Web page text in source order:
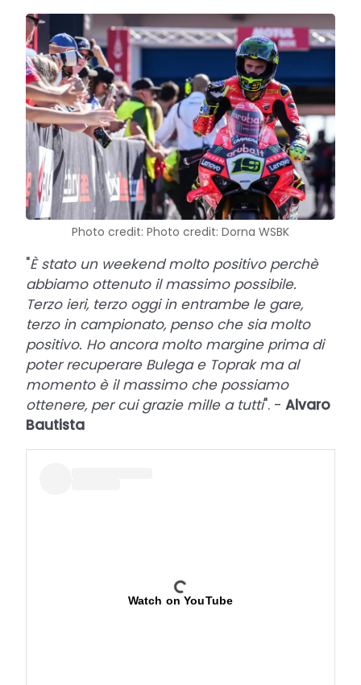
Photo credit: Photo credit: Dorna WSBK
"È stato un weekend molto positivo perchè
abbiamo ottenuto il massimo possibile.
Terzo ieri, terzo oggi in entrambe le gare,
terzo in campionato, penso che sia molto
positivo. Ho ancora molto margine prima di
poter recuperare Bulega e Toprak ma al
momento è il massimo che possiamo
ottenere, per cui grazie mille a tutti". - Alvaro
Bautista
Watch on YouTube